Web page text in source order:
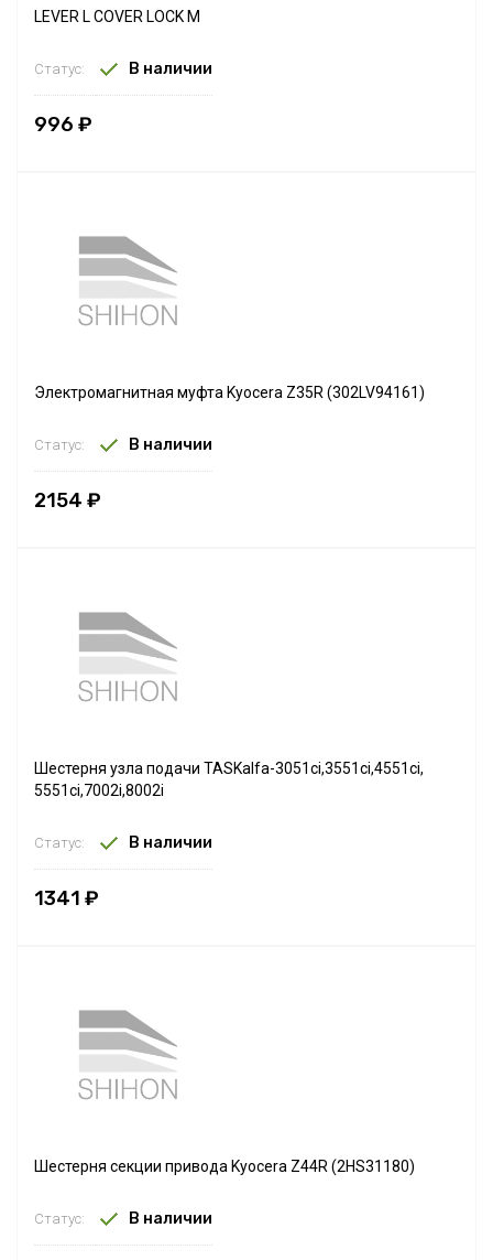
LEVER L COVER LOCK M
Статус: В наличии
996 ₽
Электромагнитная муфта Kyocera Z35R (302LV94161)
Статус: В наличии
2154 ₽
Шестерня узла подачи TASKalfa-3051ci,3551ci,4551ci,
5551ci,7002i,8002i
Статус: В наличии
1341 ₽
Шестерня секции привода Kyocera Z44R (2HS31180)
Статус: В наличии